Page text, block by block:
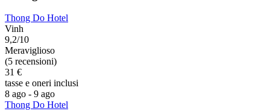
Thong Do Hotel
Vinh
9,2/10
Meraviglioso
(5 recensioni)
31 €
tasse e oneri inclusi
8 ago - 9 ago
Thong Do Hotel